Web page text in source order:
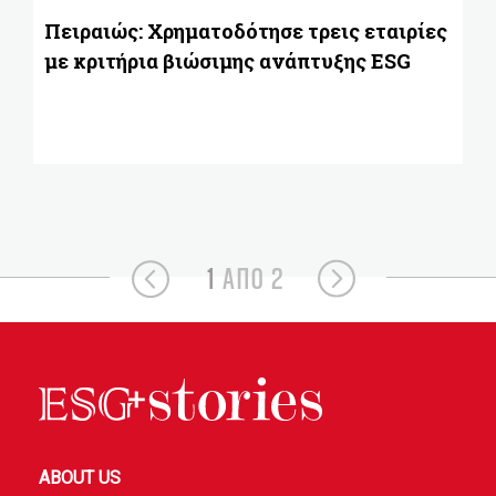
Πειραιώς: Χρηματοδότησε τρεις εταιρίες
με κριτήρια βιώσιμης ανάπτυξης ESG
1 ΑΠΟ 2
ABOUT US